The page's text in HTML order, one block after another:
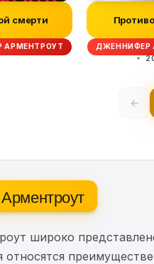
смерти
АРМЕНТРОУТ ДЖЕННИФЕР
←
широко
относятся